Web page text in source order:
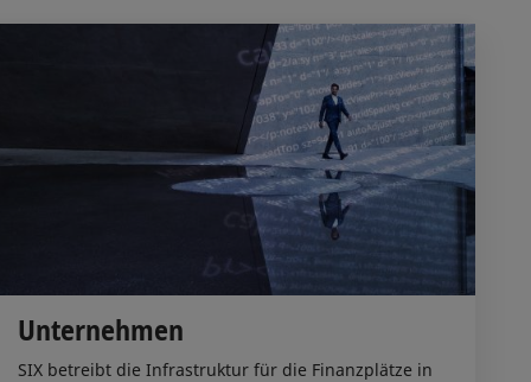
Unternehmen
SIX betreibt die Infrastruktur für die Finanzplätze in